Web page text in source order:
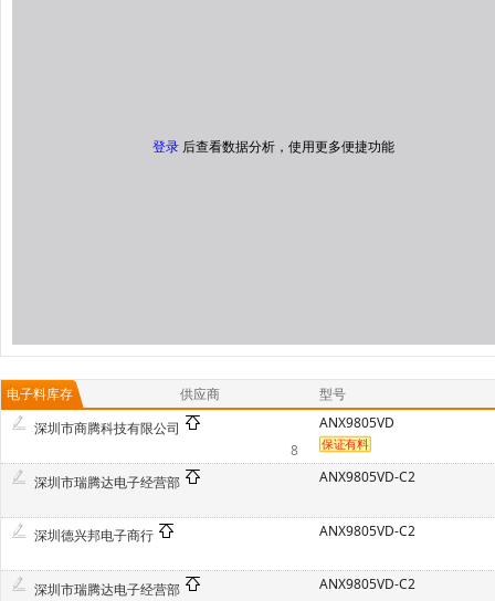
登录 后查看数据分析，使用更多便捷功能
电子料库存 供应商
型号
深圳市商腾科技有限公司
8
ANX9805VD
深圳市瑞腾达电子经营部 ANX9805VD-C2
深圳德兴邦电子商行 ANX9805VD-C2
深圳市瑞腾达电子经营部 ANX9805VD-C2